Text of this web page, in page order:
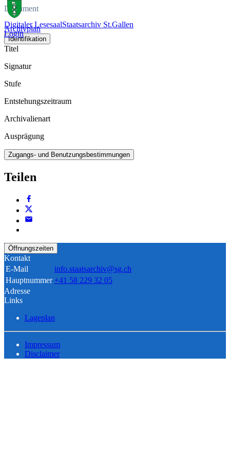
Digitaler LesesaalStaatsarchiv St.Gallen
Login
Dokument
Archivplan
Identifikation
Titel
Signatur
Stufe
Entstehungszeitraum
Archivalienart
Ausprägung
Zugangs- und Benutzungsbestimmungen
Teilen
Öffnungszeiten
Kontakt
E-Mail
info.staatsarchiv@sg.ch
Hauptnummer +41 58 229 32 05
Adresse
Links
Lageplan
Impressum
Disclaimer